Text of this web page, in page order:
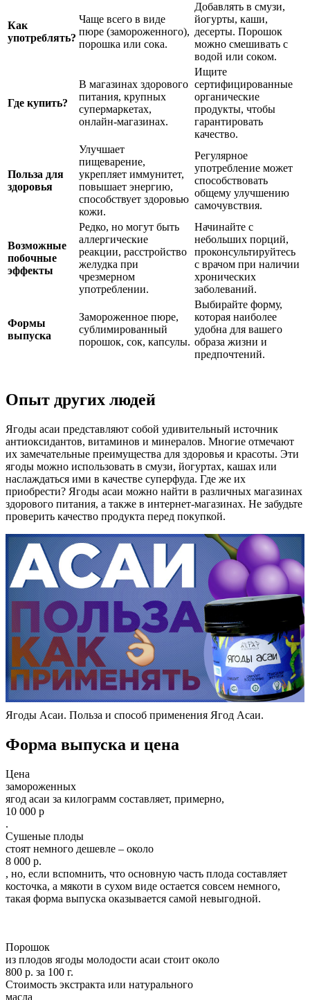
Как
употреблять?
Чаще всего в виде
пюре (замороженного),
порошка или сока.
Добавлять в смузи,
йогурты, каши,
десерты. Порошок
можно смешивать с
водой или соком.
Где купить?
В магазинах здорового
питания, крупных
супермаркетах,
онлайн-магазинах.
Ищите
сертифицированные
органические
продукты, чтобы
гарантировать
качество.
Польза для
здоровья
Улучшает
пищеварение,
укрепляет иммунитет,
повышает энергию,
способствует здоровью
кожи.
Регулярное
употребление может
способствовать
общему улучшению
самочувствия.
Возможные
побочные
эффекты
Редко, но могут быть
аллергические
реакции, расстройство
желудка при
чрезмерном
употреблении.
Начинайте с
небольших порций,
проконсультируйтесь
с врачом при наличии
хронических
заболеваний.
Формы
выпуска
Замороженное пюре,
сублимированный
порошок, сок, капсулы.
Выбирайте форму,
которая наиболее
удобна для вашего
образа жизни и
предпочтений.
Опыт других людей
Ягоды асаи представляют собой удивительный источник
антиоксидантов, витаминов и минералов. Многие отмечают
их замечательные преимущества для здоровья и красоты. Эти
ягоды можно использовать в смузи, йогуртах, кашах или
наслаждаться ими в качестве суперфуда. Где же их
приобрести? Ягоды асаи можно найти в различных магазинах
здорового питания, а также в интернет-магазинах. Не забудьте
проверить качество продукта перед покупкой.
Ягоды Асаи. Польза и способ применения Ягод Асаи.
Форма выпуска и цена
Цена
замороженных
ягод асаи за килограмм составляет, примерно,
10 000 р
.
Сушеные плоды
стоят немного дешевле – около
8 000 р.
, но, если вспомнить, что основную часть плода составляет
косточка, а мякоти в сухом виде остается совсем немного,
такая форма выпуска оказывается самой невыгодной.
Порошок
из плодов ягоды молодости асаи стоит около
800 р. за 100 г.
Стоимость экстракта или натурального
масла